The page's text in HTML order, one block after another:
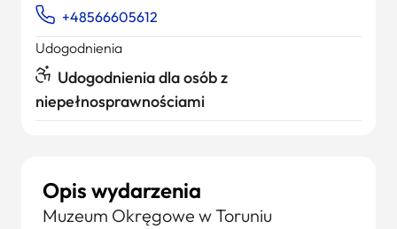
Opis wydarzenia
Muzeum Okręgowe w Toruniu
+48566605612
Udogodnienia
Udogodnienia dla osób z
niepełnosprawnościami